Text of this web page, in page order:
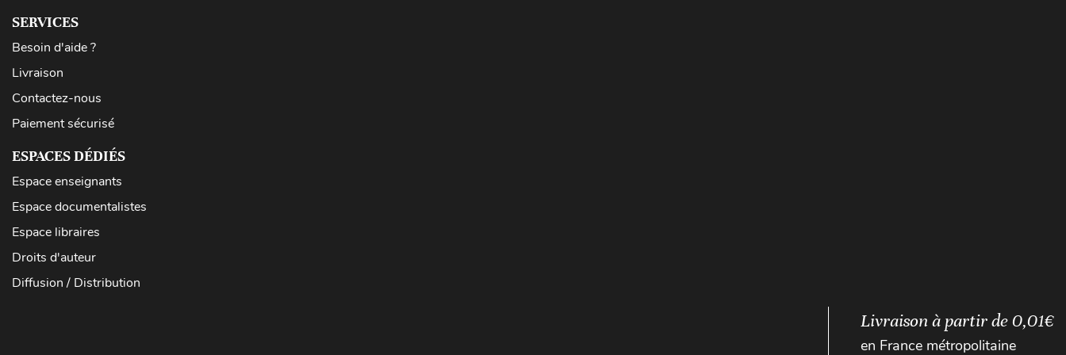
SERVICES
Besoin d'aide ?
Livraison
Contactez-nous
Paiement sécurisé
ESPACES DÉDIÉS
Espace enseignants
Espace documentalistes
Espace libraires
Droits d'auteur
Diffusion / Distribution
Livraison à partir de 0,01€
en France métropolitaine